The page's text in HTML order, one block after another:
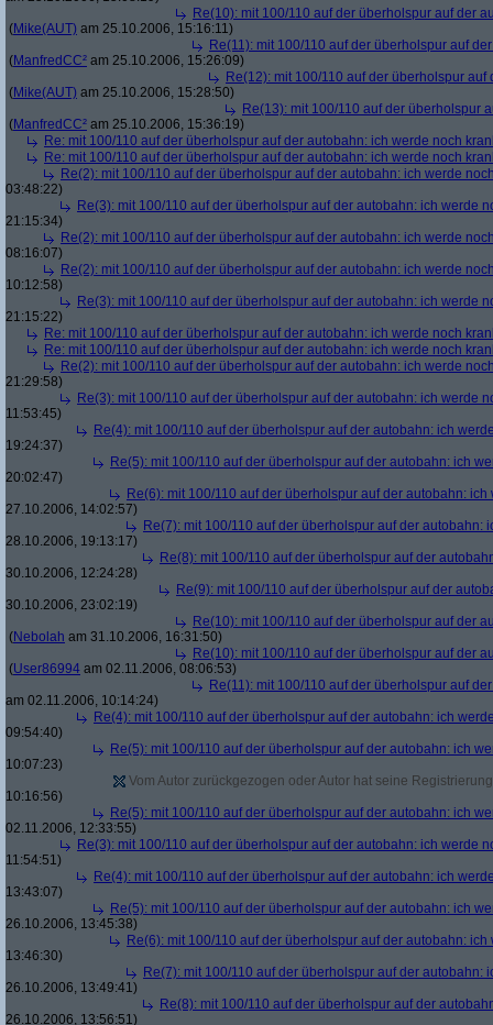
Re(10): mit 100/110 auf der überholspur auf der
(Mike(AUT) am 25.10.2006, 15:16:11)
Re(11): mit 100/110 auf der überholspur auf
(ManfredCC² am 25.10.2006, 15:26:09)
Re(12): mit 100/110 auf der überholspur
(Mike(AUT) am 25.10.2006, 15:28:50)
Re(13): mit 100/110 auf der überholspur
(ManfredCC² am 25.10.2006, 15:36:19)
Re: mit 100/110 auf der überholspur auf der autobahn: ich werde noch
Re: mit 100/110 auf der überholspur auf der autobahn: ich werde noch
Re(2): mit 100/110 auf der überholspur auf der autobahn: ich werde
03:48:22)
Re(3): mit 100/110 auf der überholspur auf der autobahn: ich werde
21:15:34)
Re(2): mit 100/110 auf der überholspur auf der autobahn: ich werde
08:16:07)
Re(2): mit 100/110 auf der überholspur auf der autobahn: ich werde
10:12:58)
Re(3): mit 100/110 auf der überholspur auf der autobahn: ich werde
21:15:22)
Re: mit 100/110 auf der überholspur auf der autobahn: ich werde noch
Re: mit 100/110 auf der überholspur auf der autobahn: ich werde noch
Re(2): mit 100/110 auf der überholspur auf der autobahn: ich werde
21:29:58)
Re(3): mit 100/110 auf der überholspur auf der autobahn: ich werde
11:53:45)
Re(4): mit 100/110 auf der überholspur auf der autobahn: ich
19:24:37)
Re(5): mit 100/110 auf der überholspur auf der autobahn: ich
20:02:47)
Re(6): mit 100/110 auf der überholspur auf der autobahn:
27.10.2006, 14:02:57)
Re(7): mit 100/110 auf der überholspur auf der autobahn:
28.10.2006, 19:13:17)
Re(8): mit 100/110 auf der überholspur auf der
30.10.2006, 12:24:28)
Re(9): mit 100/110 auf der überholspur auf der
30.10.2006, 23:02:19)
Re(10): mit 100/110 auf der überholspur auf der
(Nebolah am 31.10.2006, 16:31:50)
Re(10): mit 100/110 auf der überholspur auf der
(User86994 am 02.11.2006, 08:06:53)
Re(11): mit 100/110 auf der überholspur auf
am 02.11.2006, 10:14:24)
Re(4): mit 100/110 auf der überholspur auf der autobahn: ich
09:54:40)
Re(5): mit 100/110 auf der überholspur auf der autobahn: ich
10:07:23)
Vom Autor zurückgezogen oder Autor hat seine
10:16:56)
Re(5): mit 100/110 auf der überholspur auf der autobahn: ich
02.11.2006, 12:33:55)
Re(3): mit 100/110 auf der überholspur auf der autobahn: ich werde
11:54:51)
Re(4): mit 100/110 auf der überholspur auf der autobahn: ich
13:43:07)
Re(5): mit 100/110 auf der überholspur auf der autobahn: ich
26.10.2006, 13:45:38)
Re(6): mit 100/110 auf der überholspur auf der autobahn:
13:46:30)
Re(7): mit 100/110 auf der überholspur auf der autobahn:
26.10.2006, 13:49:41)
Re(8): mit 100/110 auf der überholspur auf der
26.10.2006, 13:56:51)